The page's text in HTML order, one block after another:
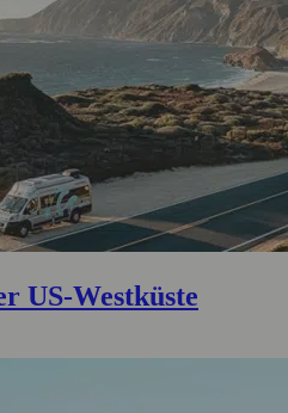
US-Westküste